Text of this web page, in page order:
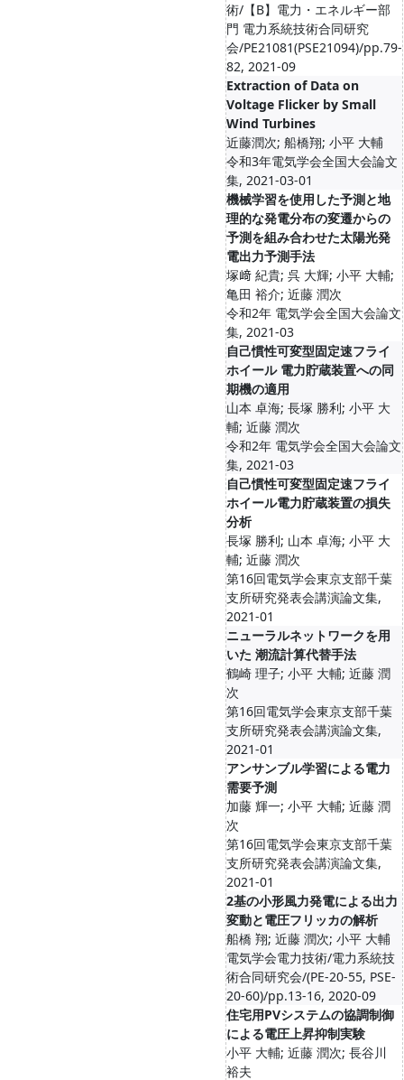
術/【B】電力・エネルギー部
門 電力系統技術合同研究
会/PE21081(PSE21094)/pp.79-
82, 2021-09
Extraction of Data on
Voltage Flicker by Small
Wind Turbines
近藤潤次; 船橋翔; 小平 大輔
令和3年電気学会全国大会論文
集, 2021-03-01
機械学習を使用した予測と地
理的な発電分布の変遷からの
予測を組み合わせた太陽光発
電出力予測手法
塚﨑 紀貴; 呉 大輝; 小平 大輔;
亀田 裕介; 近藤 潤次
令和2年 電気学会全国大会論文
集, 2021-03
自己慣性可変型固定速フライ
ホイール 電力貯蔵装置への同
期機の適用
山本 卓海; 長塚 勝利; 小平 大
輔; 近藤 潤次
令和2年 電気学会全国大会論文
集, 2021-03
自己慣性可変型固定速フライ
ホイール電力貯蔵装置の損失
分析
長塚 勝利; 山本 卓海; 小平 大
輔; 近藤 潤次
第16回電気学会東京支部千葉
支所研究発表会講演論文集,
2021-01
ニューラルネットワークを用
いた 潮流計算代替手法
鶴崎 理子; 小平 大輔; 近藤 潤
次
第16回電気学会東京支部千葉
支所研究発表会講演論文集,
2021-01
アンサンブル学習による電力
需要予測
加藤 輝一; 小平 大輔; 近藤 潤
次
第16回電気学会東京支部千葉
支所研究発表会講演論文集,
2021-01
2基の小形風力発電による出力
変動と電圧フリッカの解析
船橋 翔; 近藤 潤次; 小平 大輔
電気学会電力技術/電力系統技
術合同研究会/(PE-20-55, PSE-
20-60)/pp.13-16, 2020-09
住宅用PVシステムの協調制御
による電圧上昇抑制実験
小平 大輔; 近藤 潤次; 長谷川
裕夫